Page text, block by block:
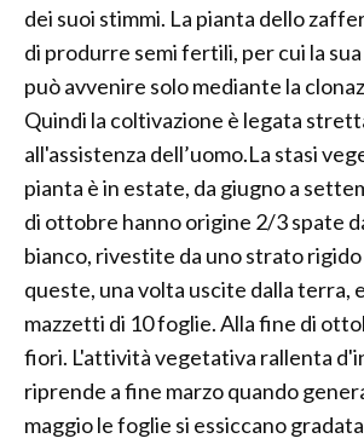
dei suoi stimmi. La pianta dello
di produrre semi fertili, per cui la
può avvenire solo mediante la
Quindi la coltivazione è legata
all'assistenza dell’uomo.La stasi
pianta è in estate, da giugno a
di ottobre hanno origine 2/3 spate
bianco, rivestite da uno strato
queste, una volta uscite dalla terra,
mazzetti di 10 foglie. Alla fine di
fiori. L'attività vegetativa rallenta
riprende a fine marzo quando
maggio le foglie si essiccano